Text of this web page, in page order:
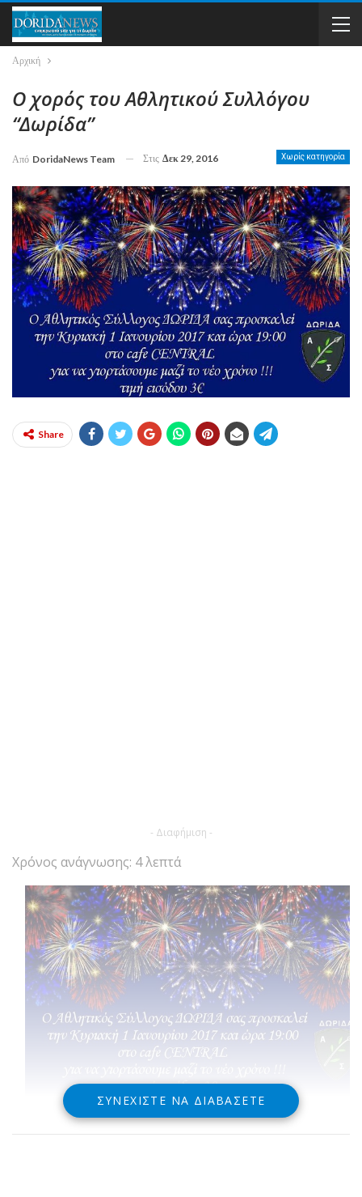
Αρχική
Ο χορός του Αθλητικού Συλλόγου
“Δωρίδα”
Χωρίς κατηγορία
Από DoridaNews Team Στις Δεκ 29, 2016
Share
- Διαφήμιση -
Χρόνος ανάγνωσης: 4 λεπτά
ΣΥΝΕΧΊΣΤΕ ΝΑ ΔΙΑΒΆΣΕΤΕ